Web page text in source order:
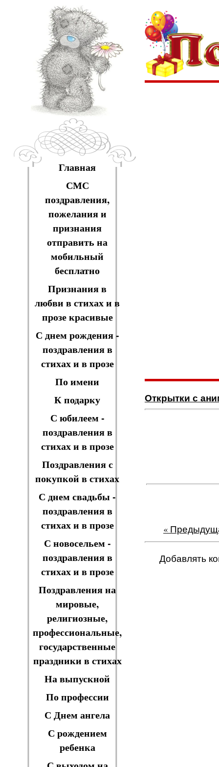
Главная
СМС
поздравления,
пожелания и
признания
отправить на
мобильный
бесплатно
Признания в
любви в стихах и в
прозе красивые
С днем рождения -
поздравления в
стихах и в прозе
По имени
К подарку
С юбилеем -
поздравления в
стихах и в прозе
Поздравления с
покупкой в стихах
С днем свадьбы -
поздравления в
стихах и в прозе
С новосельем -
поздравления в
стихах и в прозе
Поздравления на
мировые,
религиозные,
профессиональные,
государственные
праздники в стихах
На выпускной
По профессии
С Днем ангела
С рождением
ребенка
Открытки с
«
Добавлять